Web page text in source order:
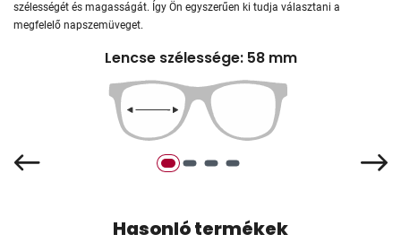
szélességét és magasságát. Így Ön egyszerűen ki tudja választani a
megfelelő napszemüveget.
Lencse szélessége: 58 mm
Hasonló termékek